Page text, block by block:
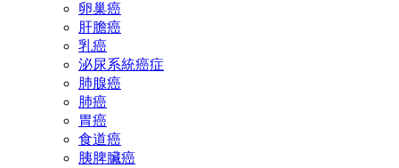
卵巢癌
肝膽癌
乳癌
泌尿系統癌症
肺腺癌
肺癌
胃癌
食道癌
胰脾臟癌